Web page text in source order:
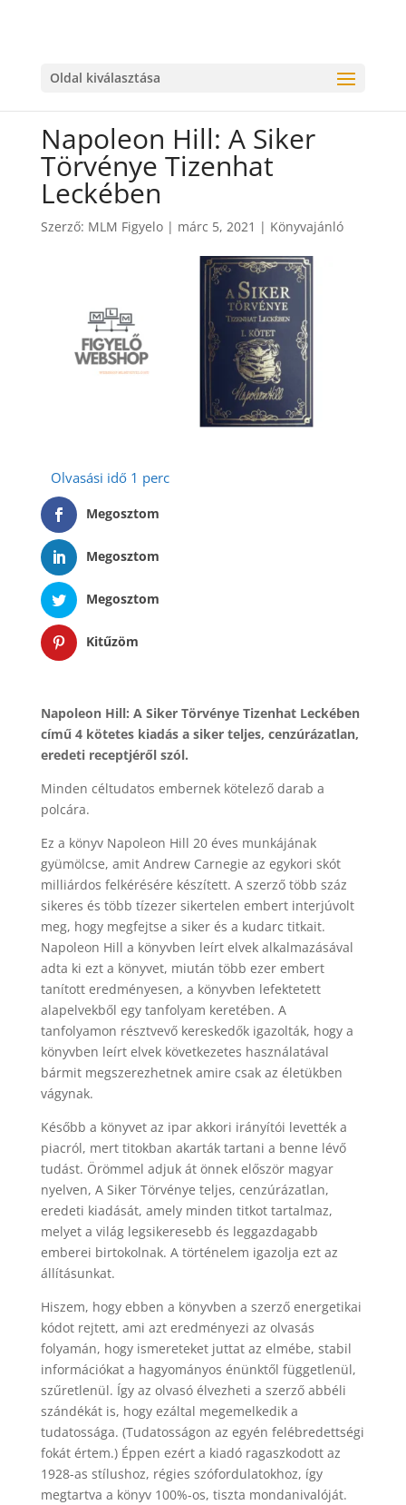
Oldal kiválasztása
Napoleon Hill: A Siker
Törvénye Tizenhat
Leckében
Szerző: MLM Figyelo| márc 5, 2021 | Könyvajánló
Megosztom
Megosztom
Megosztom
Kitűzöm
Napoleon Hill: A Siker Törvénye Tizenhat Leckében
című 4 kötetes kiadás a siker teljes, cenzúrázatlan,
eredeti receptjéről szól.
Minden céltudatos embernek kötelező darab a
polcára.
Ez a könyv Napoleon Hill 20 éves munkájának
gyümölcse, amit Andrew Carnegie az egykori skót
milliárdos felkérésére készített. A szerző több száz
sikeres és több tízezer sikertelen embert interjúvolt
meg, hogy megfejtse a siker és a kudarc titkait.
Napoleon Hill a könyvben leírt elvek alkalmazásával
adta ki ezt a könyvet, miután több ezer embert
tanított eredményesen, a könyvben lefektetett
alapelvekből egy tanfolyam keretében. A
tanfolyamon résztvevő kereskedők igazolták, hogy a
könyvben leírt elvek következetes használatával
bármit megszerezhetnek amire csak az életükben
vágynak.
Később a könyvet az ipar akkori irányítói levették a
piacról, mert titokban akarták tartani a benne lévő
tudást. Örömmel adjuk át önnek először magyar
nyelven, A Siker Törvénye teljes, cenzúrázatlan,
eredeti kiadását, amely minden titkot tartalmaz,
melyet a világ legsikeresebb és leggazdagabb
emberei birtokolnak. A történelem igazolja ezt az
állításunkat.
Hiszem, hogy ebben a könyvben a szerző energetikai
kódot rejtett, ami azt eredményezi az olvasás
folyamán, hogy ismereteket juttat az elmébe, stabil
információkat a hagyományos énünktől függetlenül,
szűretlenül. Így az olvasó élvezheti a szerző abbéli
szándékát is, hogy ezáltal megemelkedik a
tudatossága. (Tudatosságon az egyén felébredettségi
fokát értem.) Éppen ezért a kiadó ragaszkodott az
1928-as stílushoz, régies szófordulatokhoz, így
megtartva a könyv 100%-os, tiszta mondanivalóját.